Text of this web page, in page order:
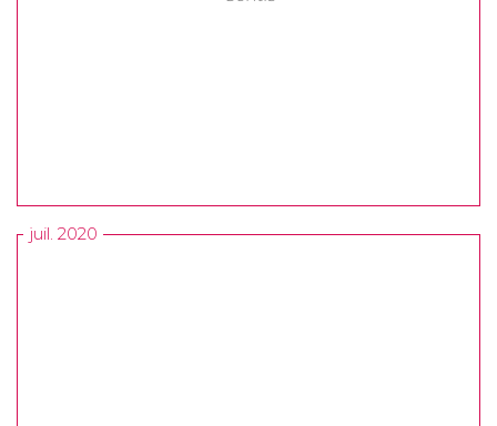
juil. 2020